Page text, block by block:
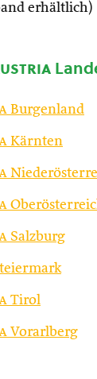
erhältlich)
Burgenland
Kärnten
Salzburg
Tirol
Vorarlberg